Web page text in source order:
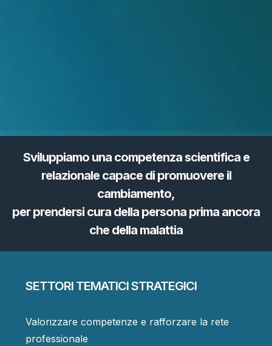
Sviluppiamo una competenza scientifica e
relazionale capace di promuovere il
cambiamento,
per prendersi cura della persona prima ancora
che della malattia
SETTORI TEMATICI STRATEGICI
Valorizzare competenze e rafforzare la rete
professionale